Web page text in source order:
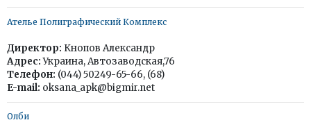
Ателье Полиграфический Комплекс
Директор: Кнопов Александр
Адрес:Украина, Автозаводская,76
Телефон: (044) 50249-65-66, (68)
E-mail: oksana_apk@bigmir.net
Олби